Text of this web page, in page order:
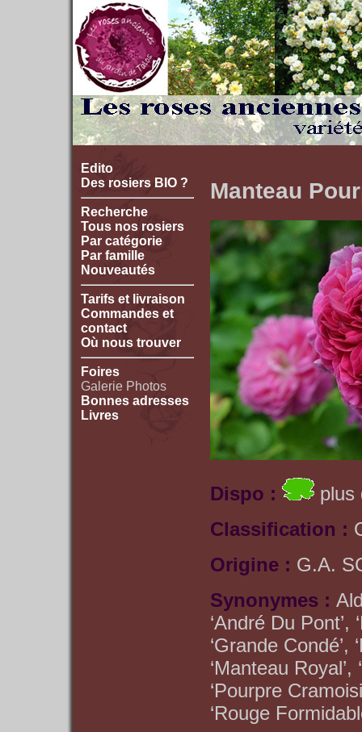
Edito
Des rosiers BIO ?
Recherche
Tous nos rosiers
Par catégorie
Par famille
Nouveautés
Tarifs et livraison
Commandes et
contact
Où nous trouver
Foires
Galerie Photos
Bonnes adresses
Livres
Manteau
Dispo :
plus
Classification :
Origine : G.A.
Synonymes :
‘André Du Pont’,
‘Grande Condé’,
‘Manteau Royal’,
‘Pourpre
‘Rouge